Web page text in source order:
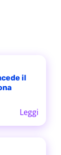
il
Leggi